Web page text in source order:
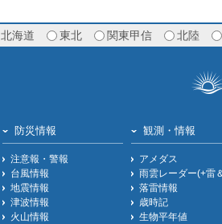
北海道 東北 関東甲信 北陸
防災情報
注意報・警報
台風情報
地震情報
津波情報
火山情報
観測・情報
アメダス
雨雲レーダー(+雷
落雷情報
歳時記
生物平年値